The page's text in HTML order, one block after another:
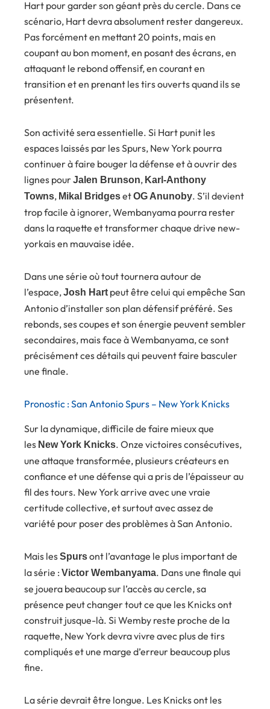
Hart pour garder son géant près du cercle. Dans ce
scénario, Hart devra absolument rester dangereux.
Pas forcément en mettant 20 points, mais en
coupant au bon moment, en posant des écrans, en
attaquant le rebond offensif, en courant en
transition et en prenant les tirs ouverts quand ils se
présentent.
Son activité sera essentielle. Si Hart punit les
espaces laissés par les Spurs, New York pourra
continuer à faire bouger la défense et à ouvrir des
lignes pourJalen Brunson, Karl-Anthony
Towns, Mikal BridgesetOG Anunoby. S’il devient
trop facile à ignorer, Wembanyama pourra rester
dans la raquette et transformer chaque drive new-
yorkais en mauvaise idée.
Dans une série où tout tournera autour de
l’espace,Josh Hart peut être celui qui empêche San
Antonio d’installer son plan défensif préféré. Ses
rebonds, ses coupes et son énergie peuvent sembler
secondaires, mais face à Wembanyama, ce sont
précisément ces détails qui peuvent faire basculer
une finale.
Pronostic : San Antonio Spurs – New York Knicks
Sur la dynamique, difficile de faire mieux que
les New York Knicks. Onze victoires consécutives,
une attaque transformée, plusieurs créateurs en
confiance et une défense qui a pris de l’épaisseur au
fil des tours. New York arrive avec une vraie
certitude collective, et surtout avec assez de
variété pour poser des problèmes à San Antonio.
Mais lesSpursont l’avantage le plus important de
la série : Victor Wembanyama. Dans une finale qui
se jouera beaucoup sur l’accès au cercle, sa
présence peut changer tout ce que les Knicks ont
construit jusque-là. Si Wemby reste proche de la
raquette, New York devra vivre avec plus de tirs
compliqués et une marge d’erreur beaucoup plus
fine.
La série devrait être longue. Les Knicks ont les